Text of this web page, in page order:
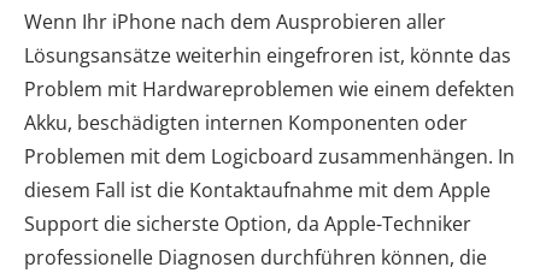
Wenn Ihr iPhone nach dem Ausprobieren aller
Lösungsansätze weiterhin eingefroren ist, könnte das
Problem mit Hardwareproblemen wie einem defekten
Akku, beschädigten internen Komponenten oder
Problemen mit dem Logicboard zusammenhängen. In
diesem Fall ist die Kontaktaufnahme mit dem Apple
Support die sicherste Option, da Apple-Techniker
professionelle Diagnosen durchführen können, die